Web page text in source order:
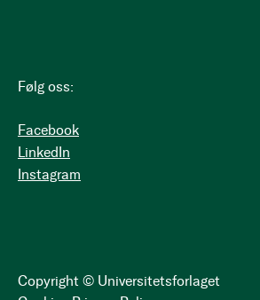
Følg oss:
Facebook
LinkedIn
Instagram
Copyright © Universitetsforlaget